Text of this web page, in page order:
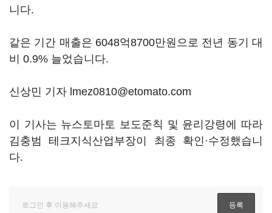
니다.
같은 기간 매출은 6048억8700만원으로 전년 동기 대
비 0.9% 늘었습니다.
신상민 기자 lmez0810@etomato.com
이 기사는 뉴스토마토 보도준칙 및 윤리강령에 따라
김충범 테크지식산업부장이 최종 확인·수정했습니
다.